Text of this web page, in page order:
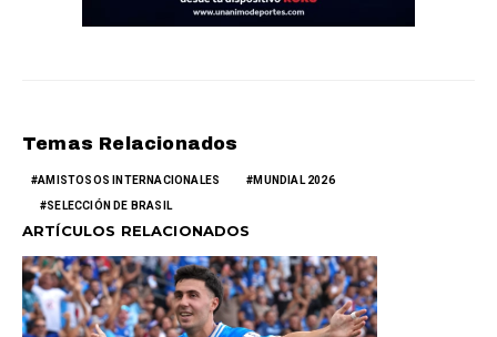
Temas Relacionados
AMISTOSOS INTERNACIONALES MUNDIAL 2026
SELECCIÓN DE BRASIL
ARTÍCULOS RELACIONADOS